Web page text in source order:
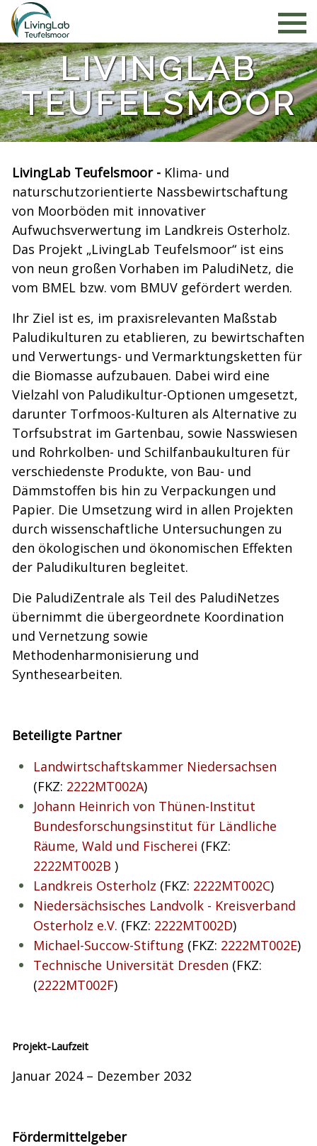
LIVINGLAB
TEUFELSMOOR
LivingLab Teufelsmoor - Klima- und
naturschutzorientierte Nassbewirtschaftung
von Moorböden mit innovativer
Aufwuchsverwertung im Landkreis Osterholz.
Das Projekt „LivingLab Teufelsmoor“ ist eins
von neun großen Vorhaben im PaludiNetz, die
vom BMEL bzw. vom BMUV gefördert werden.
Ihr Ziel ist es, im praxisrelevanten Maßstab
Paludikulturen zu etablieren, zu bewirtschaften
und Verwertungs- und Vermarktungsketten für
die Biomasse aufzubauen. Dabei wird eine
Vielzahl von Paludikultur-Optionen umgesetzt,
darunter Torfmoos-Kulturen als Alternative zu
Torfsubstrat im Gartenbau, sowie Nasswiesen
und Rohrkolben- und Schilfanbaukulturen für
verschiedenste Produkte, von Bau- und
Dämmstoffen bis hin zu Verpackungen und
Papier. Die Umsetzung wird in allen Projekten
durch wissenschaftliche Untersuchungen zu
den ökologischen und ökonomischen Effekten
der Paludikulturen begleitet.
Die PaludiZentrale als Teil des PaludiNetzes
übernimmt die übergeordnete Koordination
und Vernetzung sowie
Methodenharmonisierung und
Synthesearbeiten.
Beteiligte Partner
Landwirtschaftskammer Niedersachsen
(FKZ: 2222MT002A)
Johann Heinrich von Thünen-Institut
Bundesforschungsinstitut für Ländliche
Räume, Wald und Fischerei (FKZ:
2222MT002B )
Landkreis Osterholz (FKZ: 2222MT002C)
Niedersächsisches Landvolk - Kreisverband
Osterholz e.V. (FKZ: 2222MT002D)
Michael-Succow-Stiftung (FKZ: 2222MT002E)
Technische Universität Dresden (FKZ:
(2222MT002F)
Projekt-Laufzeit
Januar 2024 – Dezember 2032
Fördermittelgeber